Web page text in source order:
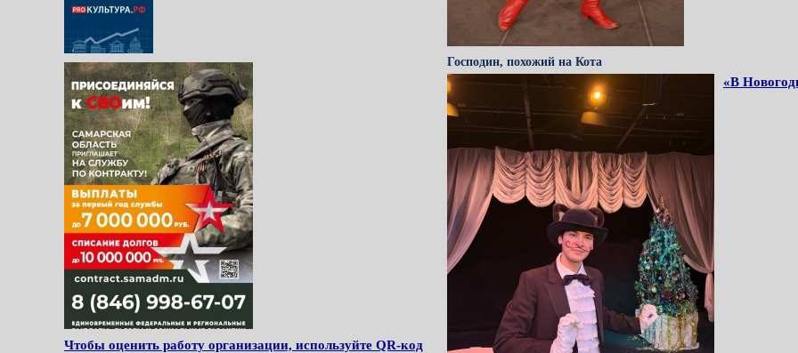
Чтобы оценить работу организации, используйте QR-код
Господин, похожий на Кота
«В